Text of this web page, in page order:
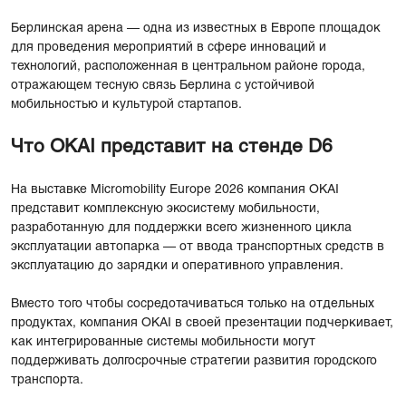
Берлинская арена — одна из известных в Европе площадок
для проведения мероприятий в сфере инноваций и
технологий, расположенная в центральном районе города,
отражающем тесную связь Берлина с устойчивой
мобильностью и культурой стартапов.
Что OKAI представит на стенде D6
На выставке Micromobility Europe 2026 компания OKAI
представит комплексную экосистему мобильности,
разработанную для поддержки всего жизненного цикла
эксплуатации автопарка — от ввода транспортных средств в
эксплуатацию до зарядки и оперативного управления.
Вместо того чтобы сосредотачиваться только на отдельных
продуктах, компания OKAI в своей презентации подчеркивает,
как интегрированные системы мобильности могут
поддерживать долгосрочные стратегии развития городского
транспорта.